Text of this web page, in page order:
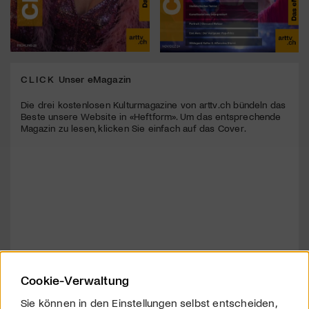
CLICK Unser eMagazin
Die drei kostenlosen Kulturmagazine von arttv.ch bündeln das
Beste unsere Website in «Heftform». Um das entsprechende
Magazin zu lesen, klicken Sie einfach auf das Cover.
Cookie-Verwaltung
Sie können in den Einstellungen selbst entscheiden,